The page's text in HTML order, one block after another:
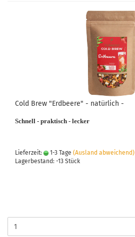
Cold Brew "Erdbeere" - natürlich -
Schnell - praktisch - lecker
Lieferzeit: 1-3 Tage (Ausland abweichend)
Lagerbestand: -13 Stück